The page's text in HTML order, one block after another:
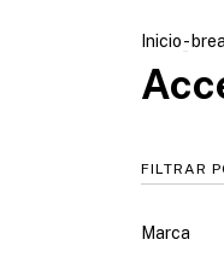
Inicio-
FILTRAR
Marca